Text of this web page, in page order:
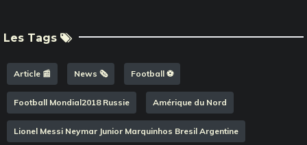
Les Tags
Article 📰 News 🗞️ Football ⚽️
Football Mondial2018 Russie Amérique du Nord
Lionel Messi Neymar Junior Marquinhos Bresil Argentine